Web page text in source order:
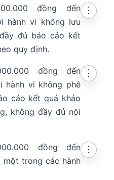
đồng đến
hành vi không lưu
đủ báo cáo kết
quy định.
⋮
đồng đến
hành vi không phê
cáo kết quả khảo
không đầy đủ nội
⋮
đồng đến
trong các hành
⋮